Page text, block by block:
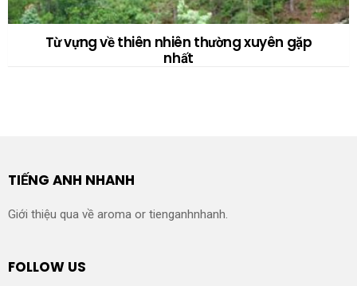
Từ vựng về thiên nhiên thường xuyên gặp
nhất
TIẾNG ANH NHANH
Giới thiệu qua về aroma or tienganhnhanh.
FOLLOW US